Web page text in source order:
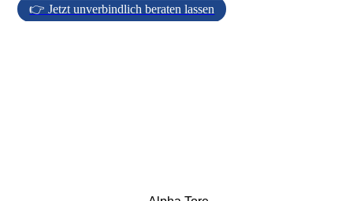
👉 Jetzt unverbindlich beraten lassen